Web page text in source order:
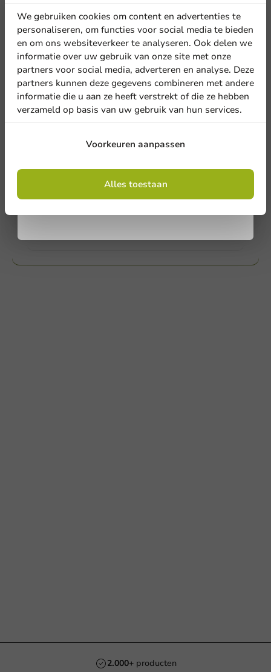
helpen. Bel of mail onze klantenservice voor advies
op maat.
Bel ons
Mail ons
Producten bedrukken
2.000+ producten
We gebruiken cookies om content en advertenties te
personaliseren, om functies voor social media te bieden
en om ons websiteverkeer te analyseren. Ook delen we
informatie over uw gebruik van onze site met onze
partners voor social media, adverteren en analyse. Deze
partners kunnen deze gegevens combineren met andere
informatie die u aan ze heeft verstrekt of die ze hebben
verzameld op basis van uw gebruik van hun services.
Voorkeuren aanpassen
Alles toestaan
korting
Meld je aan voor onze
nieuwsbrief!
Aanmelden
Door je in te schrijven, ga je akkoord met de
algemene voorwaarden